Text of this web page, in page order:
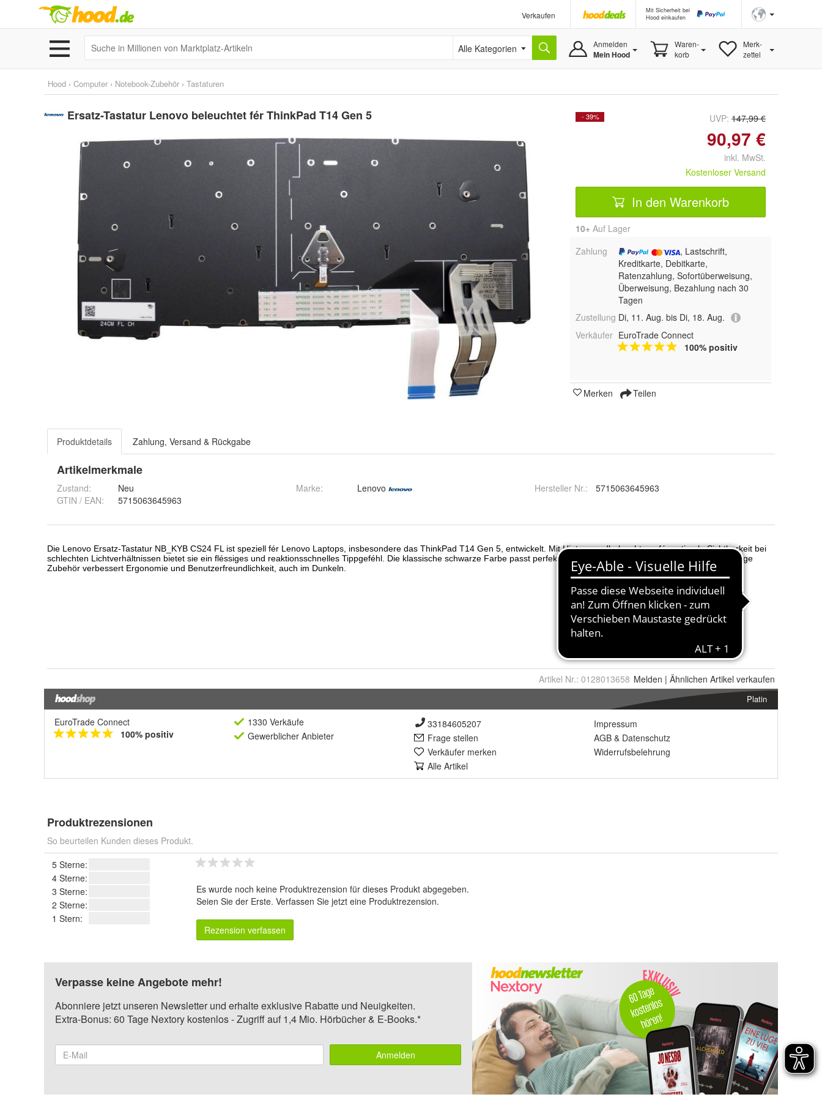
Verkaufen
Mit Sicherheit bei
Hood einkaufen
Alle Kategorien Anmelden
Mein Hood
Waren-
korb
Merk-
zettel
Hood › Computer › Notebook-Zubehör › Tastaturen
Ersatz-Tastatur Lenovo beleuchtet fér ThinkPad T14 Gen 5 - 39% UVP: 147,99 €
90,97 €
inkl. MwSt.
Kostenloser Versand
In den Warenkorb
10+ Auf Lager
Zahlung
, Lastschrift,
Kreditkarte, Debitkarte,
Ratenzahlung, Sofortüberweisung,
Überweisung, Bezahlung nach 30
Tagen
Zustellung Di, 11. Aug. bis Di, 18. Aug.
Verkäufer EuroTrade Connect
100% positiv
Merken Teilen
Produktdetails Zahlung, Versand & Rückgabe
Artikelmerkmale
Zustand:
Neu
GTIN / EAN:
5715063645963
Marke: Lenovo Hersteller Nr.: 5715063645963
Artikel Nr.: 0128013658 Melden | Ähnlichen Artikel verkaufen
Platin
EuroTrade Connect
100% positiv
1330 Verkäufe
Gewerblicher Anbieter
33184605207
Frage stellen
Verkäufer merken
Alle Artikel
Impressum
AGB & Datenschutz
Widerrufsbelehrung
Produktrezensionen
So beurteilen Kunden dieses Produkt.
5 Sterne:
4 Sterne:
3 Sterne:
2 Sterne:
1 Stern:
Es wurde noch keine Produktrezension für dieses Produkt abgegeben.
Seien Sie der Erste. Verfassen Sie jetzt eine Produktrezension.
Rezension verfassen
Verpasse keine Angebote mehr!
Abonniere jetzt unseren Newsletter und erhalte exklusive Rabatte und Neuigkeiten.
Extra-Bonus: 60 Tage Nextory kostenlos - Zugriff auf 1,4 Mio. Hörbücher & E-Books.*
Anmelden